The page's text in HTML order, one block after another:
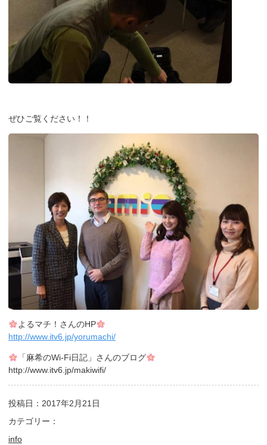
ぜひご覧ください！！
よるマチ！さんのHP
http://www.itv6.jp/yorumachi/
「麻希のWi-Fi日記」さんのブログ
http://www.itv6.jp/makiwifi/
投稿日：2017年2月21日
カテゴリー：
info